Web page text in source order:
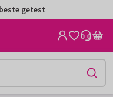
getest